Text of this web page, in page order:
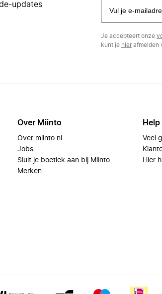
updates
Je accepteert onze
kunt je hierafmelden
Over Miinto
Over miinto.nl
Jobs
Sluit je boetiek aan bij Miinto
Merken
Help
Veel
Hier